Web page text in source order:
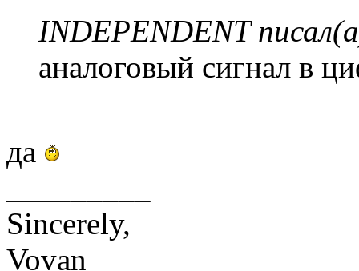
INDEPENDENT
аналоговый сигнал в
да
Sincerely,
Vovan